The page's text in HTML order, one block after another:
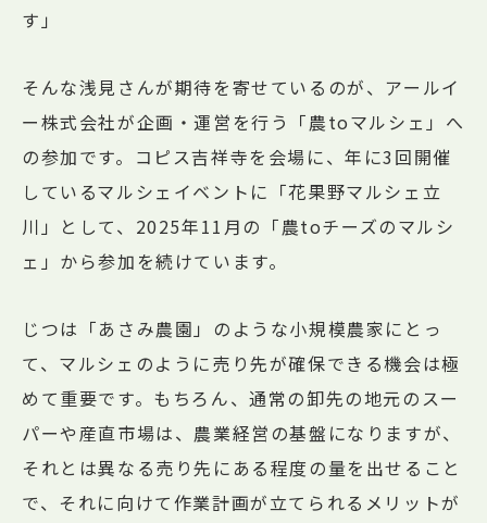
す」
そんな浅見さんが期待を寄せているのが、アールイ
ー株式会社が企画・運営を行う「農toマルシェ」へ
の参加です。コピス吉祥寺を会場に、年に3回開催
しているマルシェイベントに「花果野マルシェ立
川」として、2025年11月の「農toチーズのマルシ
ェ」から参加を続けています。
じつは「あさみ農園」のような小規模農家にとっ
て、マルシェのように売り先が確保できる機会は極
めて重要です。もちろん、通常の卸先の地元のスー
パーや産直市場は、農業経営の基盤になりますが、
それとは異なる売り先にある程度の量を出せること
で、それに向けて作業計画が立てられるメリットが